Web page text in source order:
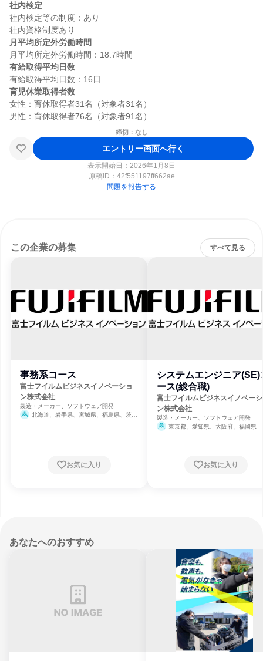
社内検定
社内検定等の制度：あり
月平均所定外労働時間
有給取得平均日数
育児休業取得者数
女性：育休取得者31名（対象者31名）
締切：なし
エントリー画面へ行く
表示開始日：2026年1月8日
原稿ID： 42f551197ff662ae
問題を報告する
この企業の募集 すべて見る
事務系コース
富士フイルムビジネスイノベーショ
ン株式会社
製造・メーカー、ソフトウェア開発
北海道、岩手県、宮城県、福島県、茨城
お気に入り
システムエンジニア(SE)
ース(総合職)
富士フイルムビジネスイノベー
ン株式会社
製造・メーカー、ソフトウェア開発
東京都、愛知県、大阪府、福岡県
お気に入り
あなたへのおすすめ